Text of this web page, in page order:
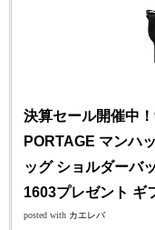
決算セール開催中
PORTAGE マンハ
ッグ ショルダーバ
1603プレゼント ギ
posted with カエレバ